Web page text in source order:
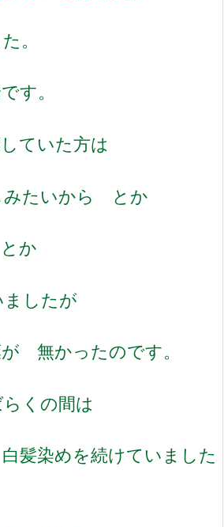
。
す。
ていた方は
みたいから とか
か
ましたが
無かったのです。
くの間は
髪染めを続けていました